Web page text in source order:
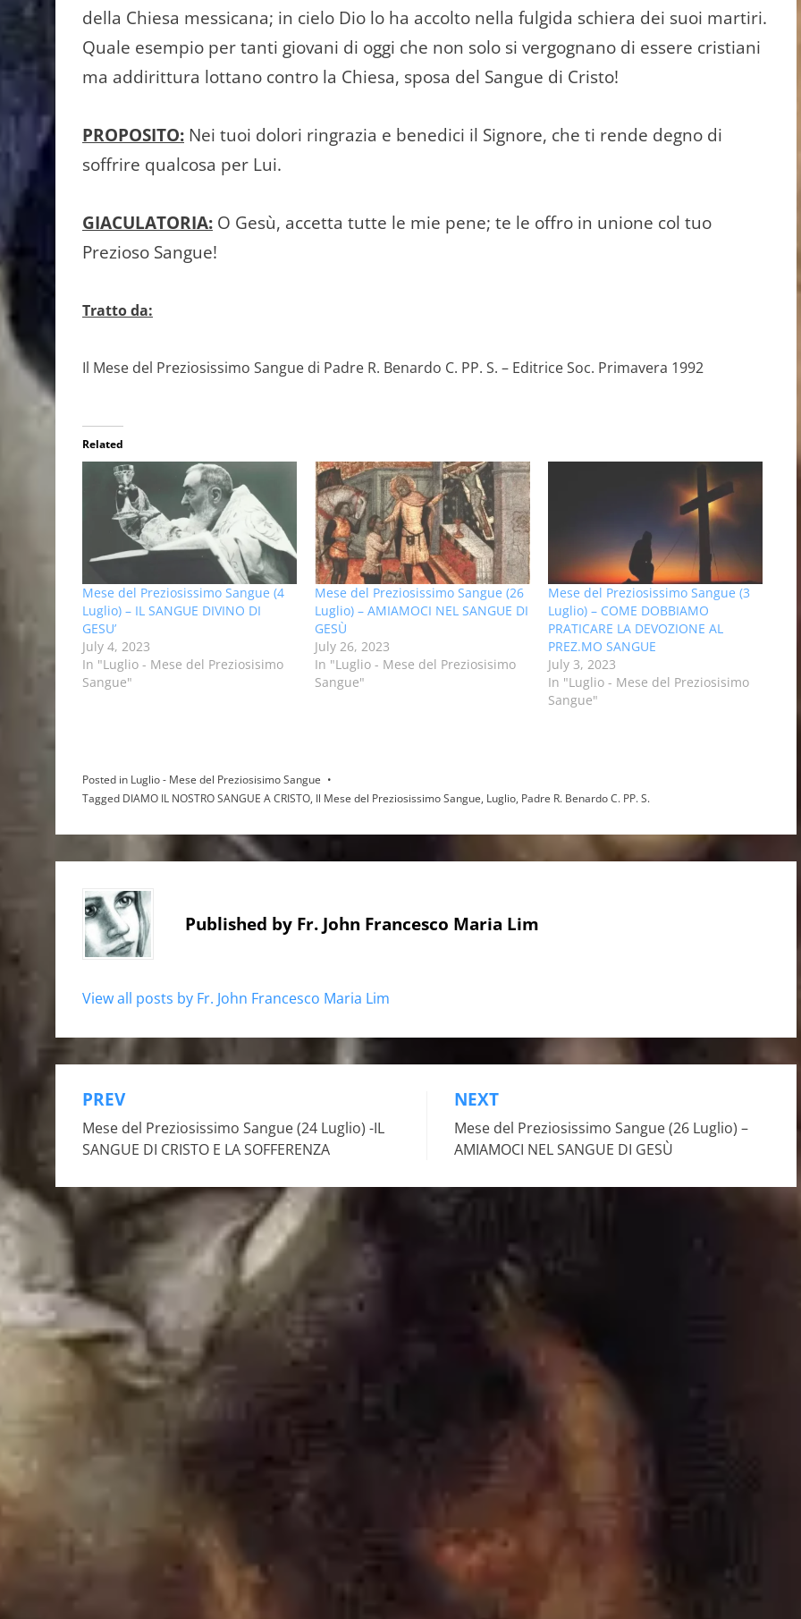
della Chiesa messicana; in cielo Dio lo ha accolto nella fulgida schie­ra dei suoi martiri.
Quale esempio per tanti giovani di oggi che non solo si vergognano di essere cri­stiani
ma addirittura lottano contro la Chiesa, sposa del Sangue di Cristo!
PROPOSITO: Nei tuoi dolori ringrazia e benedici il Signore, che ti rende degno di
soffrire qualcosa per Lui.
GIACULATORIA: O Gesù, accetta tutte le mie pene; te le offro in unione col tuo
Prezioso Sangue!
Tratto da:
Il Mese del Preziosissimo Sangue di Padre R. Benardo C. PP. S. – Editrice Soc. Primavera 1992
Related
Mese del Preziosissimo Sangue (4
Luglio) – IL SANGUE DIVINO DI
GESU’
July 4, 2023
In "Luglio - Mese del Preziosisimo
Sangue"
Mese del Preziosissimo Sangue (26
Luglio) – AMIAMOCI NEL SANGUE DI
GESÙ
July 26, 2023
In "Luglio - Mese del Preziosisimo
Sangue"
Mese del Preziosissimo Sangue (3
Luglio) – COME DOBBIAMO
PRATICARE LA DEVOZIONE AL
PREZ.MO SANGUE
July 3, 2023
In "Luglio - Mese del Preziosisimo
Sangue"
Posted in Luglio - Mese del Preziosisimo Sangue
Tagged DIAMO IL NOSTRO SANGUE A CRISTO, Il Mese del Preziosissimo Sangue, Luglio, Padre R. Benardo C. PP. S.
Published by Fr. John Francesco Maria Lim
View all posts by Fr. John Francesco Maria Lim
Post
navigation
PREV
Mese del Preziosissimo Sangue (24 Luglio) -IL
SANGUE DI CRISTO E LA SOFFERENZA
NEXT
Mese del Preziosissimo Sangue (26 Luglio) –
AMIAMOCI NEL SANGUE DI GESÙ